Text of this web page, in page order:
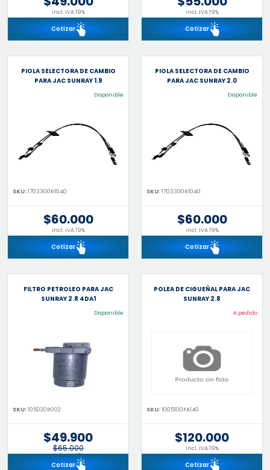
incl. IVA 19%
Cotizar
incl. IVA 19%
Cotizar
PIOLA SELECTORA DE CAMBIO
PARA JAC SUNRAY 1.9
Disponible
SKU:1703300R1040
$60.000
incl. IVA 19%
Cotizar
PIOLA SELECTORA DE CAMBIO
PARA JAC SUNRAY 2.0
Disponible
SKU:1703300R1040
$60.000
incl. IVA 19%
Cotizar
FILTRO PETROLEO PARA JAC
SUNRAY 2.8 4DA1
Disponible
SKU:105020R002
$49.900
$65.000
incl. IVA 19%
Cotizar
POLEA DE CIGUEÑAL PARA JAC
SUNRAY 2.8
A pedido
SKU:1005100FA140
$120.000
incl. IVA 19%
Cotizar